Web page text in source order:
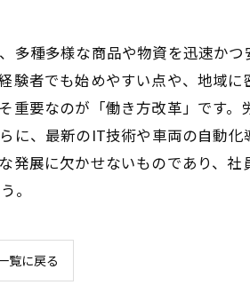
種多様な商品や物資を迅速か
者でも始めやすい点や、地域
要なのが「働き方改革」です
、最新のIT技術や車両の自動
展に欠かせないものであり、
。
覧に戻る